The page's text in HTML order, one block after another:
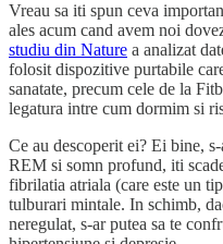
Vreau sa iti spun ceva
ales acum cand avem noi
studiu din Nature a analizat
folosit dispozitive purtabile
sanatate, precum cele de la
legatura intre cum dormim si
Ce au descoperit ei? Ei bine,
REM si somn profund, iti
fibrilatia atriala (care este un
tulburari mintale. In schimb,
neregulat, s-ar putea sa te